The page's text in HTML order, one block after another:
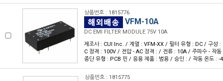
상품번호 : 1815776
VFM-10A
DC EMI FILTER MODULE 75V 10A
제조사 : CUI Inc. / 계열 : VFM-XX / 필터 유형 : DC / 구성 :
C 정격 : 100V / 전압 - AC 정격 : / 전류 : 10A / 주파수 - 작
종단 유형 : PCB 핀 / 응용 제품 : 범용 / 승인 : / 작동 온도 : -
상품번호 : 1815775